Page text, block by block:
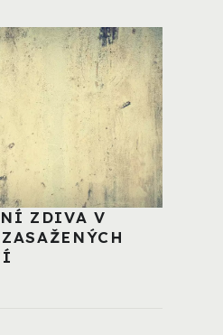
ZDIVA V